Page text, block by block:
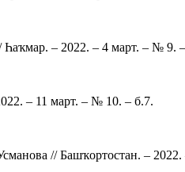
– 2022. – 4 март. – № 9.
– 11 март. – № 10. – б.7.
// Башҡортостан. –